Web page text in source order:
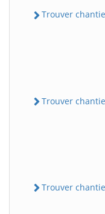
Trouver
Trouver
Trouver